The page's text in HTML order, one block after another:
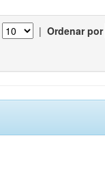
| Ordenar por